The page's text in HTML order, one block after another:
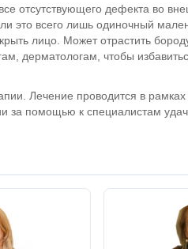
отсутствующего дефекта во
это всего лишь одиночный
лицо. Может отрастить
дерматологам, чтобы
Лечение проводится в рамках
за помощью к специалистам